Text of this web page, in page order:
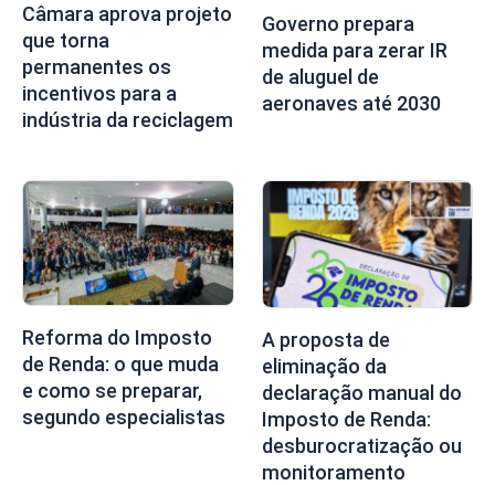
Câmara aprova projeto
que torna
permanentes os
incentivos para a
indústria da reciclagem
Governo prepara
medida para zerar IR
de aluguel de
aeronaves até 2030
Reforma do Imposto
de Renda: o que muda
e como se preparar,
segundo especialistas
A proposta de
eliminação da
declaração manual do
Imposto de Renda:
desburocratização ou
monitoramento